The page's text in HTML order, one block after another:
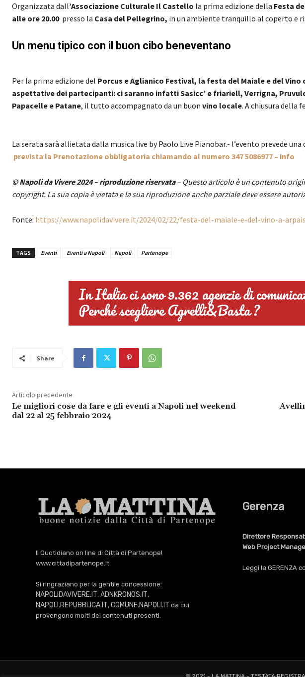
Organizzata dall’Associazione Culturale Il Castello la prima edizione della Festa
alle ore 20.00 presso la Casa del Pellegrino, in un ambiente tranquillo al coperto e
Un menu tipico con il buon cibo beneventano
Per la prima edizione del Porcus e Aglianico Festival, la festa del Maiale e del
aspettative dei partecipanti: ci saranno infatti Sasicc’ e friariell, Verrigna,
Papacelle e Patane, il tutto accompagnato da un buon vino locale. A chiusura della
La serata sarà allietata dalla musica live by Paolo Live Pianobar.- l’evento prevede
prevista la Prenotazione obbligatoria chiamando al numero 347 5086977 – info
© Napoli da Vivere 2024 – riproduzione riservata– Questo articolo è un contenuto
copyright. La sua copia è vietata e la sua riproduzione anche parziale deve essere
Fonte: https://www.napolidavivere.it/2024/02/22/festa-del-maiale-e-del-vino-a-
TAGS Eventi Eventi a Napoli Napoli Partenope
Share
Articolo precedente
Le migliori cose da fare e gli eventi a Napoli nel weekend
dal 22 al 25 febbraio 2024
Il Quotidiano on line di Città di Partenope!
www.cittadipartenope.it
Si ringraziano per la gentile concessione:
NAPOLIDAVIVERE.IT, ADNKRONOS.IT,
NAPOLI.REPUBBLICA.IT, COMUNE.NAPOLI.IT da cui
provengono molti dei contenuti presenti.
Gerenza
Direttore
Web Project
Leggi la GERENZA